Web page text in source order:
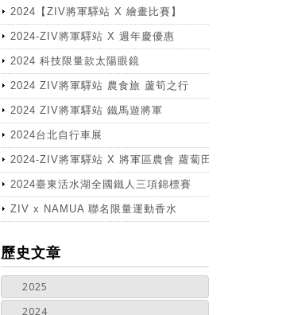
2024【ZIV將軍驛站 X 繪畫比賽】
2024-ZIV將軍驛站 X 週年慶優惠
2024 科技限量款太陽眼鏡
2024 ZIV將軍驛站 農食旅 蘆筍之行
2024 ZIV將軍驛站 鐵馬遊將軍
2024台北自行車展
2024-ZIV將軍驛站 X 將軍區農會 蘿蔔田體驗活動
2024臺東活水湖全國鐵人三項錦標賽
ZIV x NAMUA 聯名限量運動香水
more
歷史文章
2025
2024